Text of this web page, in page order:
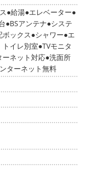
給湯 エレベーター
BSアンテナ システ
ボックス シャワー エ
トイレ別室 TVモニタ
ーネット対応 洗面所
ターネット無料